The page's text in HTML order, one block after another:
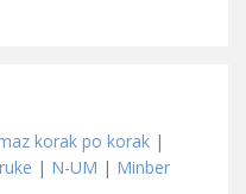
korak po korak |
| N-UM | Minber